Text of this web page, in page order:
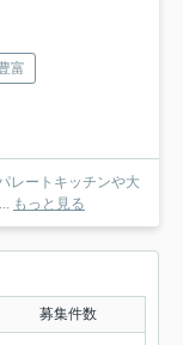
富
レートキッチンや大
もっと見る
募集件数